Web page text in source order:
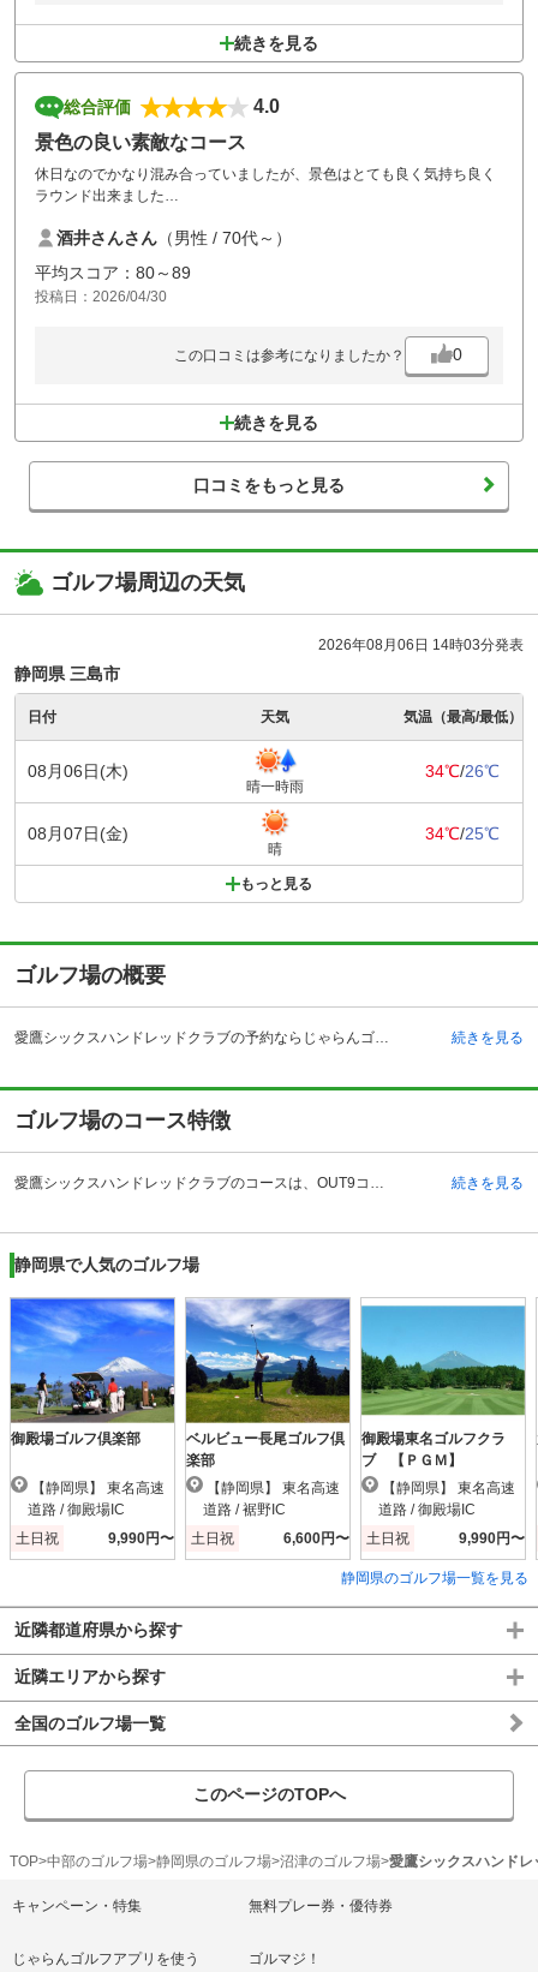
続きを見る
総合評価
4.0
景色の良い素敵なコース
休日なのでかなり混み合っていましたが、景色はとても良く気持ち良く
ラウンド出来ました
年寄りなので入れるとスピーディーにラウンド出来るかと思います
是非宜しくお願い致します
又伺います
酒井さんさん （男性 / 70代～）
平均スコア：80～89
投稿日：2026/04/30
この口コミは参考になりましたか？ 0
続きを見る
口コミをもっと見る
ゴルフ場周辺の天気
2026年08月06日 14時03分発表
静岡県 三島市
日付 天気 気温（最高/最低）
08月06日(木)
晴一時雨
34℃/26℃
08月07日(金)
晴
34℃/25℃
もっと見る
ゴルフ場の概要
愛鷹シックスハンドレッドクラブの予約ならじゃらんゴルフ。カートの有無や利用税、キャンセル料、ナイター設備、駐車場などのコース情報はもちろん、口コミ、フォトギャラリーなどコースの難易度や攻略に役立つ情報充実、予約する度にポイントが貯まるのでお得にゴルフをお楽しみ頂けます。 愛鷹シックスハンドレッドクラブは、静岡県沼津市宮本にある本格的なチャンピオンコースです。駿河湾の絶景が素晴らしいと好評のゴルフ場です。18ホールを有するゴルフコースとなっています。 設備としては100ヤードの練習場12打席、ゴルフショップがあり、快適なゴルフのプレーを手伝っています。また、宿泊施設、お風呂があり、ゴルフプレー終了後に利用する方が多いです。 他に売店やコンペルームといった設備も整っています。 アクセスについては、自動車の場合は、東名高速道路の沼津インターチェンジから約7キロメートルで、東京からも日帰りが可能という立地も人気のポイントになっています。 電車の場合は、ＪＲ東海道線、沼津駅より約25分、片浜駅より約15分となっています。 続きを見る
ゴルフ場のコース特徴
愛鷹シックスハンドレッドクラブのコースは、OUT9コース、IN9コースの全部で18コースを有しています。設計者は村上 義一氏となっています。 高低差は適度なアップダウンの丘陵コースです。愛鷹山に沿って作られており、自然と一体になっているとも思える18のコースとなっています。自然の起伏を生かしたコースは「天然の造形美」とも言われています。 OUTコースの5番は、プロゴルファー青木功のアドバイスによって改造されたとされています。全体的に非常にダイナミックなレイアウトになっているゴルフ場ですので、広大な自然の中で戦略的なゴルフを楽しめるという点が人気のポイントになっています。 ラウンドスタイルはキャディ付き、ないしセルフの選択型で、５人乗り乗用カートでのラウンドとなります。 続きを見る
静岡県で人気のゴルフ場
御殿場ゴルフ倶楽部
道路 / 御殿場IC
土日祝
9,990円〜
ベルビュー長尾ゴルフ倶
楽部
道路 / 裾野IC
土日祝
6,600円〜
御殿場東名ゴルフクラ
ブ 【ＰＧＭ】
道路 / 御殿場IC
土日祝
9,990円〜
静岡県のゴルフ場一覧を見る
近隣都道府県から探す
近隣エリアから探す
全国のゴルフ場一覧
このページのTOPへ
TOP 中部のゴルフ場 静岡県のゴルフ場 沼津のゴルフ場 愛鷹シックスハンド
キャンペーン・特集 無料プレー券・優待券
じゃらんゴルフアプリを使う ゴルマジ！